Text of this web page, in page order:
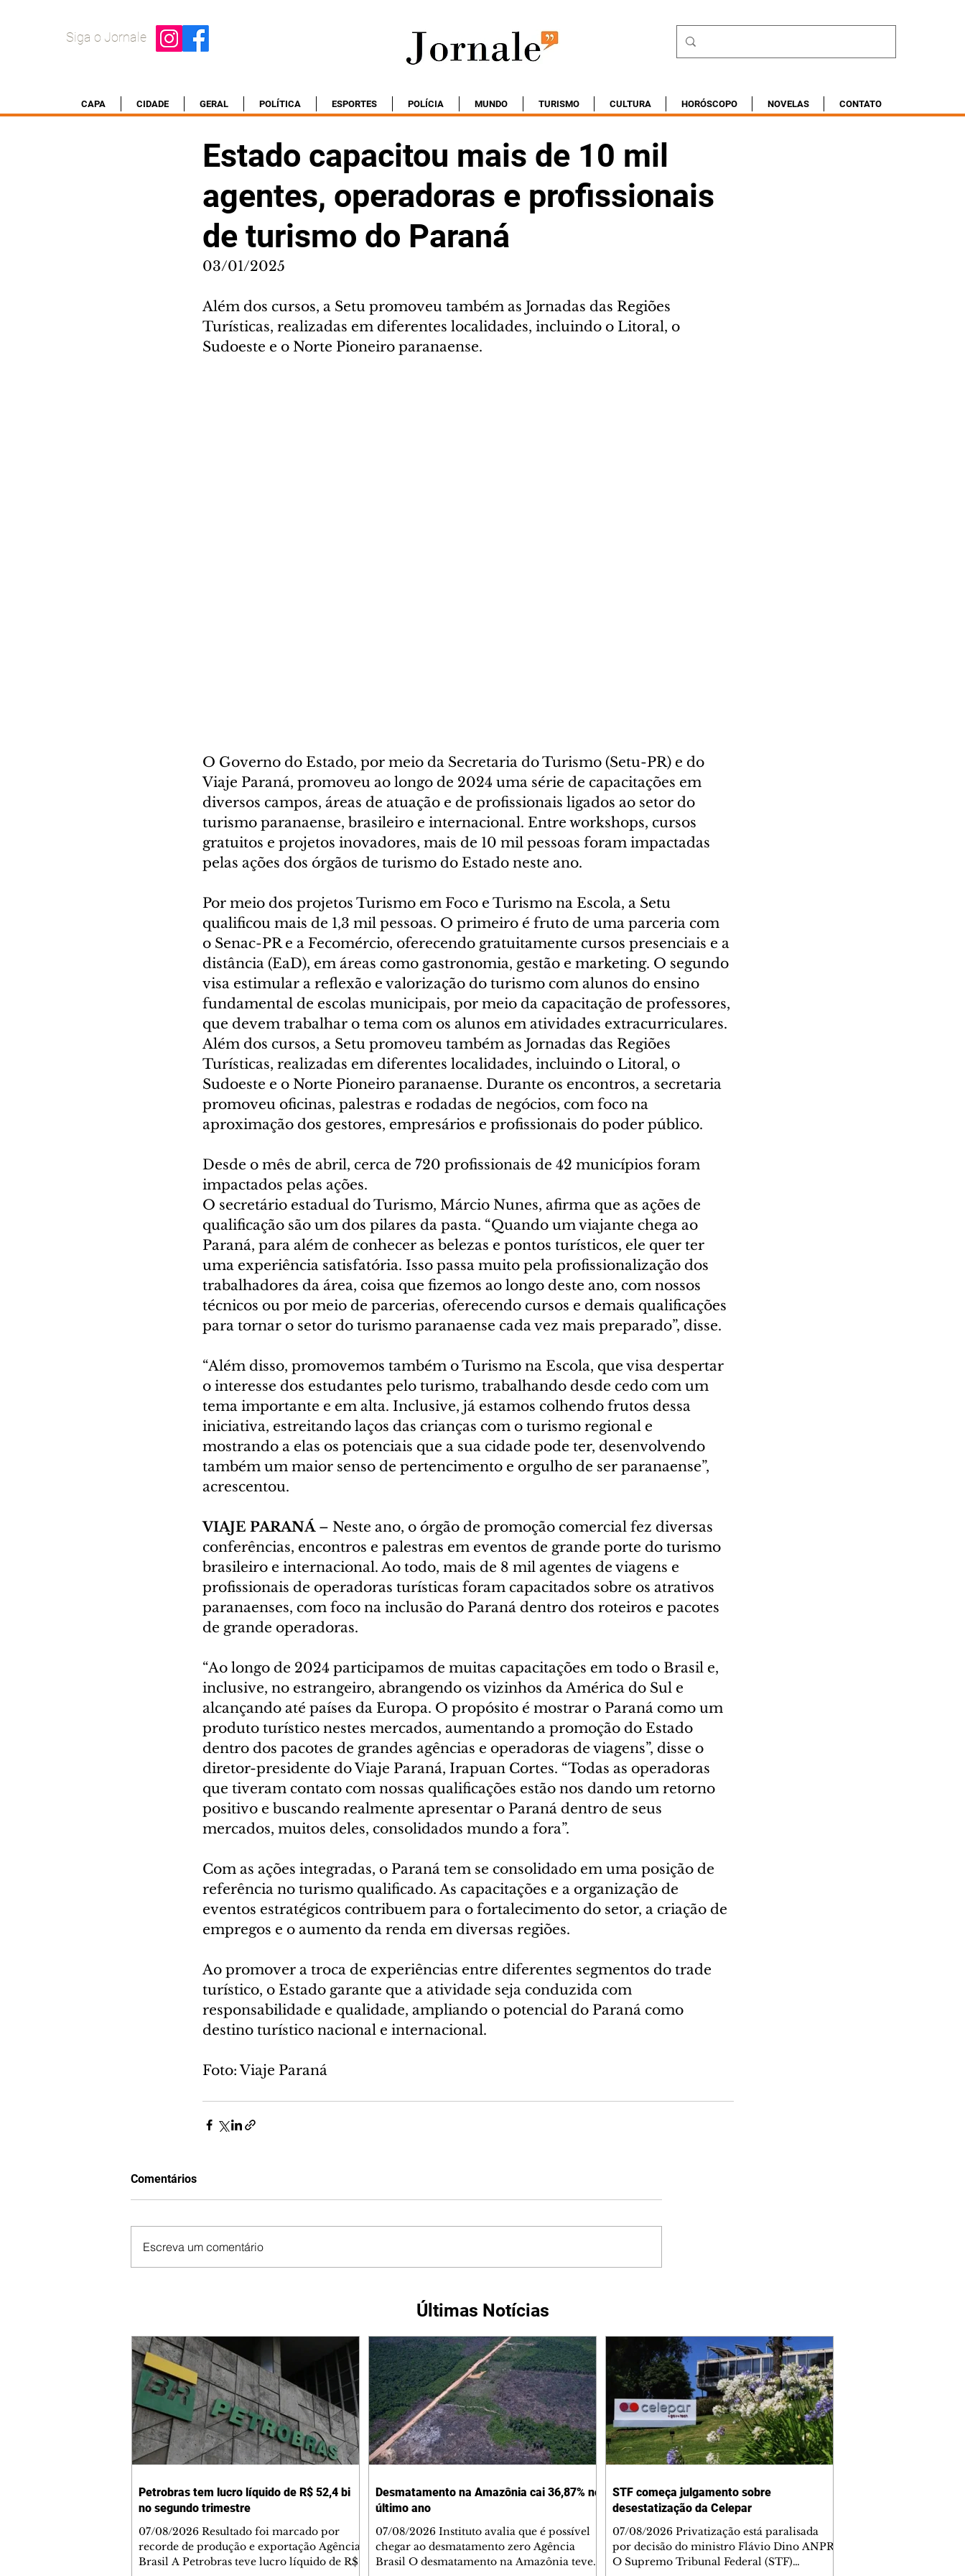
Siga o Jornale
CAPA CIDADE GERAL POLÍTICA ESPORTES POLÍCIA MUNDO TURISMO CULTURA HORÓSCOPO NOVELAS CONTATO
Estado capacitou mais de 10 mil
agentes, operadoras e profissionais
de turismo do Paraná
03/01/2025
Além dos cursos, a Setu promoveu também as Jornadas das Regiões
Turísticas, realizadas em diferentes localidades, incluindo o Litoral, o
Sudoeste e o Norte Pioneiro paranaense.
O Governo do Estado, por meio da Secretaria do Turismo (Setu-PR) e do
Viaje Paraná, promoveu ao longo de 2024 uma série de capacitações em
diversos campos, áreas de atuação e de profissionais ligados ao setor do
turismo paranaense, brasileiro e internacional. Entre workshops, cursos
gratuitos e projetos inovadores, mais de 10 mil pessoas foram impactadas
pelas ações dos órgãos de turismo do Estado neste ano.
Por meio dos projetos Turismo em Foco e Turismo na Escola, a Setu
qualificou mais de 1,3 mil pessoas. O primeiro é fruto de uma parceria com
o Senac-PR e a Fecomércio, oferecendo gratuitamente cursos presenciais e a
distância (EaD), em áreas como gastronomia, gestão e marketing. O segundo
visa estimular a reflexão e valorização do turismo com alunos do ensino
fundamental de escolas municipais, por meio da capacitação de professores,
que devem trabalhar o tema com os alunos em atividades extracurriculares.
Além dos cursos, a Setu promoveu também as Jornadas das Regiões
Turísticas, realizadas em diferentes localidades, incluindo o Litoral, o
Sudoeste e o Norte Pioneiro paranaense. Durante os encontros, a secretaria
promoveu oficinas, palestras e rodadas de negócios, com foco na
aproximação dos gestores, empresários e profissionais do poder público.
Desde o mês de abril, cerca de 720 profissionais de 42 municípios foram
impactados pelas ações.
O secretário estadual do Turismo, Márcio Nunes, afirma que as ações de
qualificação são um dos pilares da pasta. “Quando um viajante chega ao
Paraná, para além de conhecer as belezas e pontos turísticos, ele quer ter
uma experiência satisfatória. Isso passa muito pela profissionalização dos
trabalhadores da área, coisa que fizemos ao longo deste ano, com nossos
técnicos ou por meio de parcerias, oferecendo cursos e demais qualificações
para tornar o setor do turismo paranaense cada vez mais preparado”, disse.
“Além disso, promovemos também o Turismo na Escola, que visa despertar
o interesse dos estudantes pelo turismo, trabalhando desde cedo com um
tema importante e em alta. Inclusive, já estamos colhendo frutos dessa
iniciativa, estreitando laços das crianças com o turismo regional e
mostrando a elas os potenciais que a sua cidade pode ter, desenvolvendo
também um maior senso de pertencimento e orgulho de ser paranaense”,
acrescentou.
VIAJE PARANÁ – Neste ano, o órgão de promoção comercial fez diversas
conferências, encontros e palestras em eventos de grande porte do turismo
brasileiro e internacional. Ao todo, mais de 8 mil agentes de viagens e
profissionais de operadoras turísticas foram capacitados sobre os atrativos
paranaenses, com foco na inclusão do Paraná dentro dos roteiros e pacotes
de grande operadoras.
“Ao longo de 2024 participamos de muitas capacitações em todo o Brasil e,
inclusive, no estrangeiro, abrangendo os vizinhos da América do Sul e
alcançando até países da Europa. O propósito é mostrar o Paraná como um
produto turístico nestes mercados, aumentando a promoção do Estado
dentro dos pacotes de grandes agências e operadoras de viagens”, disse o
diretor-presidente do Viaje Paraná, Irapuan Cortes. “Todas as operadoras
que tiveram contato com nossas qualificações estão nos dando um retorno
positivo e buscando realmente apresentar o Paraná dentro de seus
mercados, muitos deles, consolidados mundo a fora”.
Com as ações integradas, o Paraná tem se consolidado em uma posição de
referência no turismo qualificado. As capacitações e a organização de
eventos estratégicos contribuem para o fortalecimento do setor, a criação de
empregos e o aumento da renda em diversas regiões.
Ao promover a troca de experiências entre diferentes segmentos do trade
turístico, o Estado garante que a atividade seja conduzida com
responsabilidade e qualidade, ampliando o potencial do Paraná como
destino turístico nacional e internacional.
Foto: Viaje Paraná
Comentários
Escreva um comentário
Últimas Notícias
Petrobras tem lucro líquido de R$ 52,4 bi
no segundo trimestre
07/08/2026 Resultado foi marcado por
recorde de produção e exportação Agência
Brasil A Petrobras teve lucro líquido de R$
Desmatamento na Amazônia cai 36,87% no
último ano
07/08/2026 Instituto avalia que é possível
chegar ao desmatamento zero Agência
Brasil O desmatamento na Amazônia teve
STF começa julgamento sobre
desestatização da Celepar
07/08/2026 Privatização está paralisada
por decisão do ministro Flávio Dino ANPR
O Supremo Tribunal Federal (STF)